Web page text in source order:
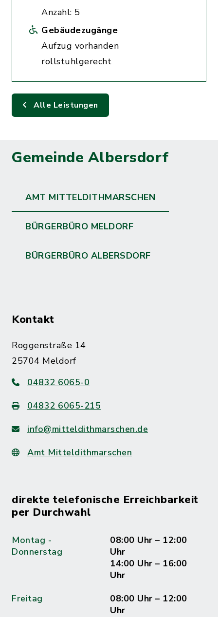
Anzahl: 5
Gebäudezugänge
Aufzug vorhanden
rollstuhlgerecht
Alle Leistungen
Gemeinde Albersdorf
AMT MITTELDITHMARSCHEN
BÜRGERBÜRO MELDORF
BÜRGERBÜRO ALBERSDORF
Kontakt
Roggenstraße 14
25704 Meldorf
04832 6065-0
04832 6065-215
info@mitteldithmarschen.de
Amt Mitteldithmarschen
direkte telefonische Erreichbarkeit
per Durchwahl
Montag -
Donnerstag
08:00 Uhr – 12:00
Uhr
14:00 Uhr – 16:00
Uhr
Freitag
08:00 Uhr – 12:00
Uhr